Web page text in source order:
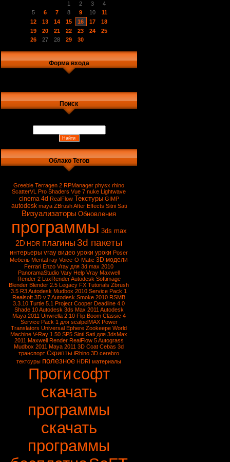
1
2 3
4
5
6 7 8 9 10
11
12
13 14 15 16 17
18
19
20 21 22 23 24
25
26
27 28 29 30
Форма входа
Поиск
Облако Тегов
Greeble Terragen 2 RPManager physx rhino
ScatterVL Pro Shaders Vue 7 nuke Lightwave
cinema 4d RealFlow Текстуры GIMP
autodesk maya ZBrushAfter Effects Sitni Sati
Визуализаторы Обновления
программы 3ds max
2D HDR плагины 3d пакеты
интерьеры vray видео уроки уроки Poser
Мебель Mental ray Voice-O-Matic 3D модели
Ferrari Enzo Vray для 3d max 2010
PanoramaStudio Vary Help Vray Maxwell
Render 2 LuxRenderAutodesk Softimage
Blender Blender 2.5 Legacy FX Tutorials Zbrush
3.5 R3 Autodesk Mudbox 2010 Service Pack 1
Realsoft 3D v.7 Autodesk Smoke 2010 RSMB
3.3.10 Turtle 5.1 Project Cooper Deadline 4.0
Shade 10Autodesk 3ds Max 2011 Autodesk
Maya 2011 Unwrella 2.10 Flip Boom Classic 4
Service Pack 1 для scalpelMAX Power
Translators Universal Ephere Zookeepe World
Machine V-Ray 1.50 SP5 Sinti Sati для 3dsMax
2011 Maxwell Render RealFlow 5Autograss
Mudbox 2011 Maya 2011 3D Coat Cebas 3d
транспорт Скрипты iRhino 3D cerebro
тектсуры полезное HDRI материалы
Прогисофт
скачать
программы
скачать
программы